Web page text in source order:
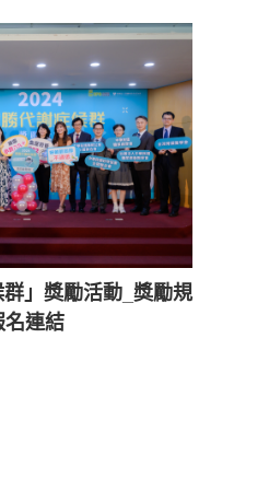
」獎勵活動_獎勵規
名連結